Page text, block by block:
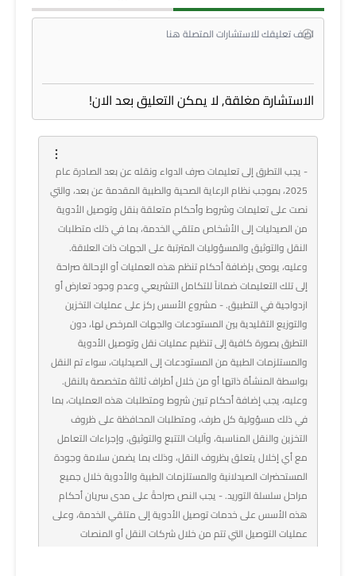
الاستشارة مغلقة, لا يمكن التعليق بعد الان!
- يجب التطرق إلى تعليمات صرف الدواء ونقله عن بعد الصادرة عام
2025، بموجب نظام الرعاية الصحية والطبية المقدمة عن بعد، والتي
نصت على تعليمات وشروط وأحكام متعلقة بنقل وتوصيل الأدوية
من الصيدليات إلى الأشخاص متلقي الخدمة، بما في ذلك متطلبات
النقل والتوثيق والمسؤوليات المترتبة على الجهات ذات العلاقة.
وعليه، يوصى بإضافة أحكام تنظم هذه العمليات أو الإحالة صراحة
إلى تلك التعليمات ضماناً للتكامل التشريعي وعدم وجود تعارض أو
ازدواجية في التطبيق. - مشروع الأسس ركز على عمليات التخزين
والتوزيع التقليدية بين المستودعات والجهات المرخص لها، دون
التطرق بصورة كافية إلى تنظيم عمليات نقل وتوصيل الأدوية
والمستلزمات الطبية من المستودعات إلى الصيدليات، سواء تم النقل
بواسطة المنشأة ذاتها أو من خلال أطراف ثالثة متخصصة بالنقل.
وعليه، يجب إضافة أحكام تبين شروط ومتطلبات هذه العمليات، بما
في ذلك مسؤولية كل طرف، ومتطلبات المحافظة على ظروف
التخزين والنقل المناسبة، وآليات التتبع والتوثيق، وإجراءات التعامل
مع أي إخلال يتعلق بظروف النقل، وذلك بما يضمن سلامة وجودة
المستحضرات الصيدلانية والمستلزمات الطبية والأدوية خلال جميع
مراحل سلسلة التوريد. - يجب النص صراحةً على مدى سريان أحكام
هذه الأسس على خدمات توصيل الأدوية إلى متلقي الخدمة، وعلى
عمليات التوصيل التي تتم من خلال شركات النقل أو المنصات